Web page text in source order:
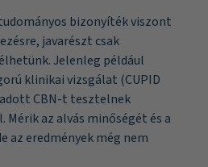
bizonyíték viszont
javarészt csak
Jelenleg például
klinikai vizsgálat (CUPID
CBN-t tesztelnek
Mérik az alvás minőségét és a
az eredmények még nem